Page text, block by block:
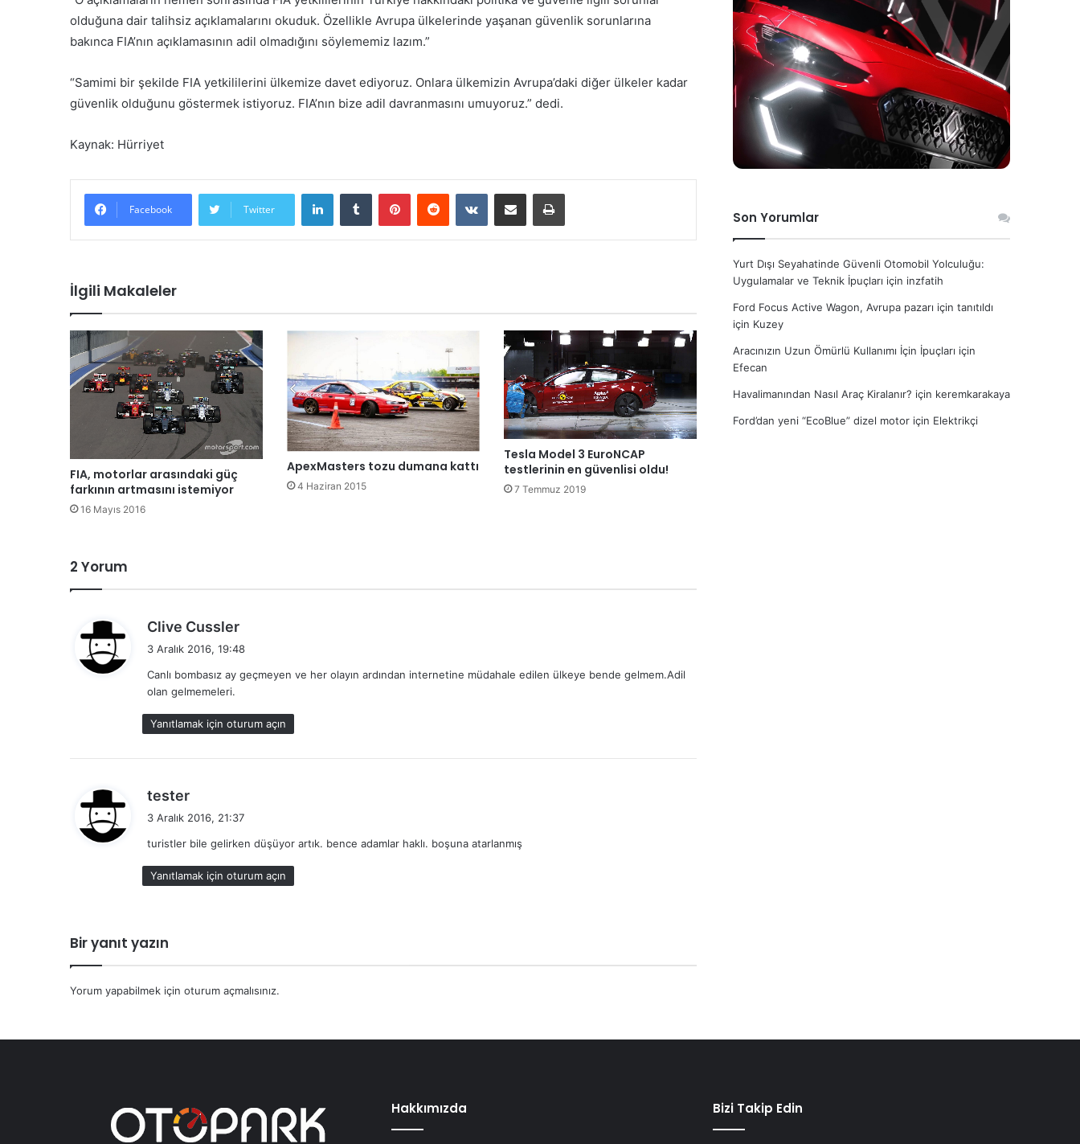
olduğuna dair talihsiz açıklamalarını okuduk. Özellikle Avrupa ülkelerinde yaşanan güvenlik sorunlarına
bakınca FIA’nın açıklamasının adil olmadığını söylememiz lazım.”
“Samimi bir şekilde FIA yetkililerini ülkemize davet ediyoruz. Onlara ülkemizin Avrupa’daki diğer ülkeler kadar
güvenlik olduğunu göstermek istiyoruz. FIA’nın bize adil davranmasını umuyoruz.” dedi.
Kaynak: Hürriyet
Facebook Twitter
İlgili Makaleler
FIA, motorlar arasındaki güç
farkının artmasını istemiyor
16 Mayıs 2016
ApexMasters tozu dumana kattı
4 Haziran 2015
Tesla Model 3 EuroNCAP
testlerinin en güvenlisi oldu!
7 Temmuz 2019
2 Yorum
Clive Cussler
i
i
:
3 Aralık 2016, 19:48
Canlı bombasız ay geçmeyen ve her olayın ardından internetine müdahale edilen ülkeye bende gelmem.Adil
olan gelmemeleri.
Yanıtlamak için oturum açın
tester
i
k
i
3 Aralık 2016, 21:37
turistler bile gelirken düşüyor artık. bence adamlar haklı. boşuna atarlanmış
Yanıtlamak için oturum açın
Bir yanıt yazın
Yorum yapabilmek için oturum açmalısınız.
Son Yorumlar
Yurt Dışı Seyahatinde Güvenli Otomobil Yolculuğu:
Uygulamalar ve Teknik İpuçları için inzfatih
Ford Focus Active Wagon, Avrupa pazarı için tanıtıldı
için Kuzey
Aracınızın Uzun Ömürlü Kullanımı İçin İpuçları için
Efecan
Havalimanından Nasıl Araç Kiralanır? için keremkarakaya
Ford’dan yeni “EcoBlue” dizel motor için Elektrikçi
Hakkımızda Bizi Takip Edin